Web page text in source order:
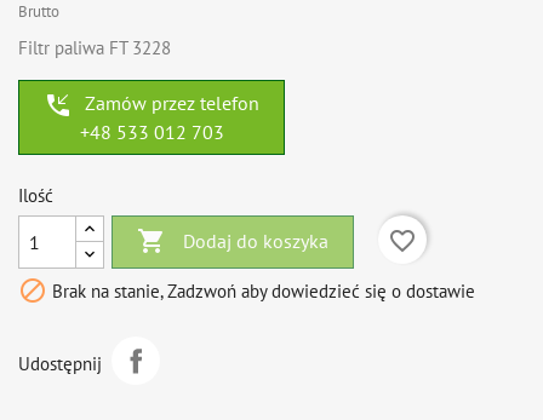
Brutto
Filtr paliwa FT 3228
phone_callback
Zamów przez telefon
+48 533 012 703
Ilość
 Dodaj do koszyka
favorite_border
 Brak na stanie, Zadzwoń aby dowiedzieć się o dostawie
Udostępnij